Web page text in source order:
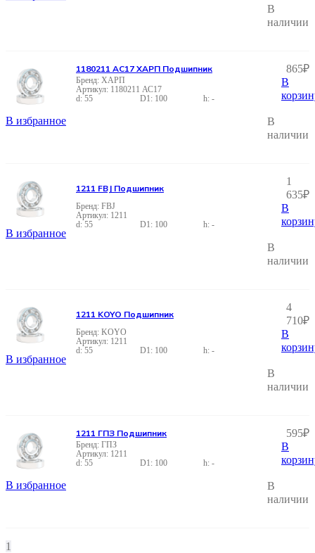
В
наличии
В избранное
1180211 АС17
55
100 -
ХАРП
1180211 АС17 ХАРП Подшипник 865₽
В
В
наличии
В избранное
1211
55
100 -
FBJ
1211 FBJ Подшипник
1
635₽
В
В
наличии
В избранное
1211
55
100 -
KOYO
1211 KOYO Подшипник
4
710₽
В
В
наличии
В избранное
1211
55
100 -
ГПЗ
1211 ГПЗ Подшипник 595₽
В
В
наличии
1